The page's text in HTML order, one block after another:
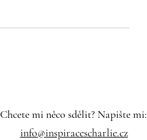
Chcete mi něco sdělit? Napište mi:
info@inspiracescharlie.cz